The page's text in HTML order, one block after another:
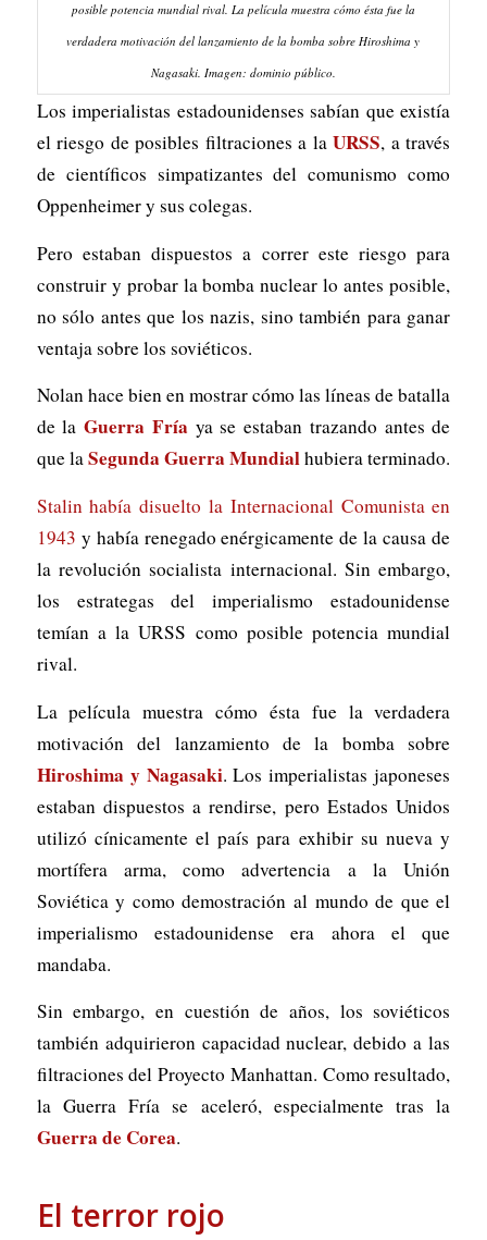
posible potencia mundial rival. La película muestra cómo ésta fue la
verdadera motivación del lanzamiento de la bomba sobre Hiroshima y
Nagasaki. Imagen: dominio público.
Los imperialistas estadounidenses sabían que existía
el riesgo de posibles filtraciones a laURSS, a través
de científicos simpatizantes del comunismo como
Oppenheimer y sus colegas.
Pero estaban dispuestos a correr este riesgo para
construir y probar la bomba nuclear lo antes posible,
no sólo antes que los nazis, sino también para ganar
ventaja sobre los soviéticos.
Nolan hace bien en mostrar cómo las líneas de batalla
de laGuerra Fría ya se estaban trazando antes de
que laSegunda Guerra Mundialhubiera terminado.
Stalin había disuelto la Internacional Comunista en
1943 y había renegado enérgicamente de la causa de
la revolución socialista internacional. Sin embargo,
los estrategas del imperialismo estadounidense
temían a la URSS como posible potencia mundial
rival.
La película muestra cómo ésta fue la verdadera
motivación del lanzamiento de la bomba sobre
Hiroshima y Nagasaki. Los imperialistas japoneses
estaban dispuestos a rendirse, pero Estados Unidos
utilizó cínicamente el país para exhibir su nueva y
mortífera arma, como advertencia a la Unión
Soviética y como demostración al mundo de que el
imperialismo estadounidense era ahora el que
mandaba.
Sin embargo, en cuestión de años, los soviéticos
también adquirieron capacidad nuclear, debido a las
filtraciones del Proyecto Manhattan. Como resultado,
la Guerra Fría se aceleró, especialmente tras la
Guerra de Corea.
El terror rojo